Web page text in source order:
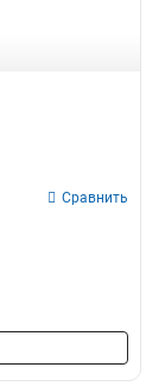
Сравнить